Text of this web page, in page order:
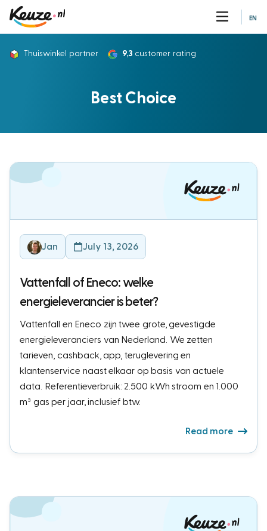
EN
Thuiswinkel partner 9,3 customer rating
Best Choice
Jan July 13, 2026
Vattenfall of Eneco: welke
energieleverancier is beter?
Vattenfall en Eneco zijn twee grote, gevestigde
energieleveranciers van Nederland. We zetten
tarieven, cashback, app, teruglevering en
klantenservice naast elkaar op basis van actuele
data. Referentieverbruik: 2.500 kWh stroom en 1.000
m³ gas per jaar, inclusief btw.
Read more